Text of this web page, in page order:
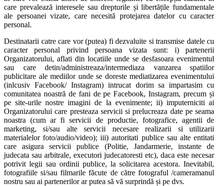
care prevalează interesele sau drepturile și libertățile fundamentale
ale persoanei vizate, care necesită protejarea datelor cu caracter
personal.
Destinatarii catre care vor (putea) fi dezvaluite si transmise datele cu
caracter personal privind persoana vizata sunt: i) partenerii
Organizatorului, aflati din locatiile unde se desfasoara evenimentul
sau care detin/administreaza/intermediaza vanzarea spatiilor
publicitare ale mediilor unde se doreste mediatizarea evenimentului
(inlcusiv Facebook/ Instagram) intrucat dorim sa impartasim cu
comunitatea noastră de fani de pe Facebook, Instagram, precum și
pe site-urile nostre imagini de la evenimente; ii) imputerniciti ai
Organizatorului care presteaza servicii si prelucreaza date pe seama
noastra (cum ar fi servicii de productie, fotografice, agentii de
marketing, si/sau alte servicii necesare realizarii si utilizarii
materialelor foto/audio/video); iii) autoritati publice sau alte entitati
care asigura servicii publice (Politie, Jandarmerie, instante de
judecata sau arbitrale, executori judecatoresti etc), daca este necesar
potrivit legii sau ordinii publice, la solicitarea acestora. Inevitabil,
fotografiile si/sau filmarile făcute de către fotograful /cameramanul
nostru sau ai partenerilor ar putea să vă surprindă și pe dvs.